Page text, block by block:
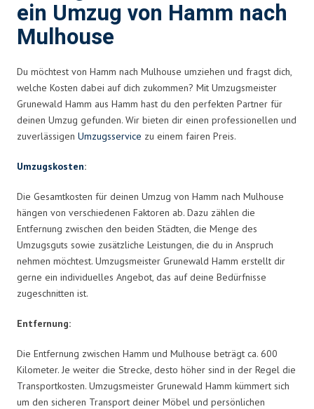
ein Umzug von Hamm nach
Mulhouse
Du möchtest von Hamm nach Mulhouse umziehen und fragst dich,
welche Kosten dabei auf dich zukommen? Mit Umzugsmeister
Grunewald Hamm aus Hamm hast du den perfekten Partner für
deinen Umzug gefunden. Wir bieten dir einen professionellen und
zuverlässigen Umzugsservice zu einem fairen Preis.
Umzugskosten:
Die Gesamtkosten für deinen Umzug von Hamm nach Mulhouse
hängen von verschiedenen Faktoren ab. Dazu zählen die
Entfernung zwischen den beiden Städten, die Menge des
Umzugsguts sowie zusätzliche Leistungen, die du in Anspruch
nehmen möchtest. Umzugsmeister Grunewald Hamm erstellt dir
gerne ein individuelles Angebot, das auf deine Bedürfnisse
zugeschnitten ist.
Entfernung:
Die Entfernung zwischen Hamm und Mulhouse beträgt ca. 600
Kilometer. Je weiter die Strecke, desto höher sind in der Regel die
Transportkosten. Umzugsmeister Grunewald Hamm kümmert sich
um den sicheren Transport deiner Möbel und persönlichen